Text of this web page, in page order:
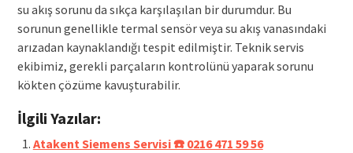
su akış sorunu da sıkça karşılaşılan bir durumdur. Bu
sorunun genellikle termal sensör veya su akış vanasındaki
arızadan kaynaklandığı tespit edilmiştir. Teknik servis
ekibimiz, gerekli parçaların kontrolünü yaparak sorunu
kökten çözüme kavuşturabilir.
İlgili Yazılar:
Atakent Siemens Servisi ☎️ 0216 471 59 56